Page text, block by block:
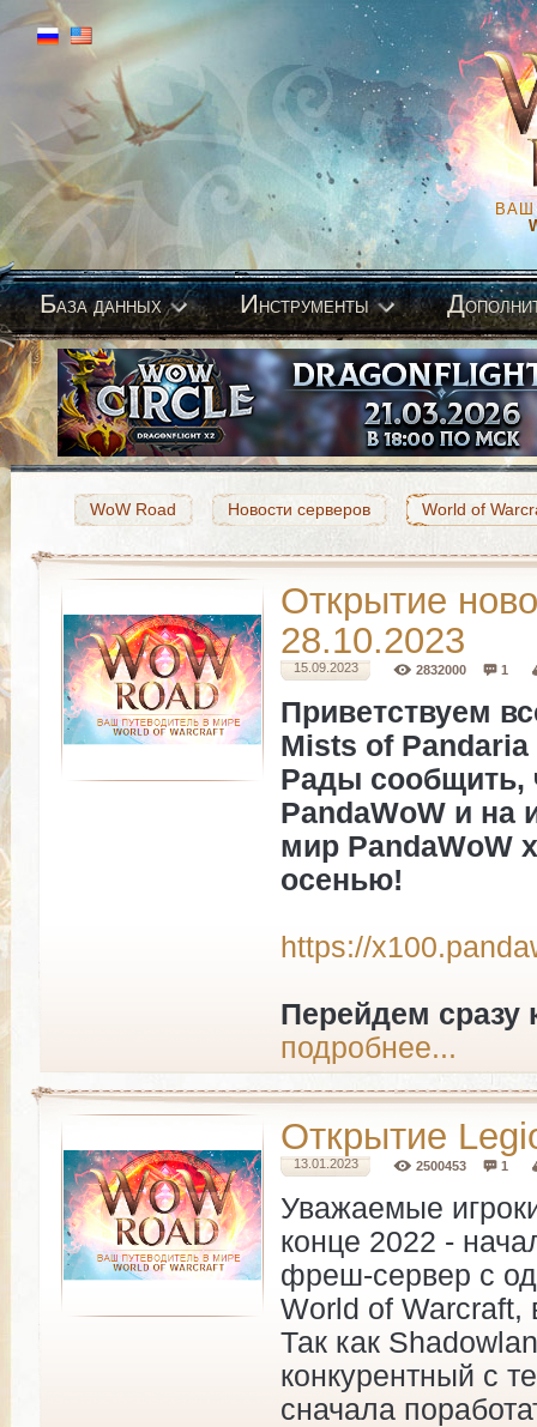
ВАШ
База данных Инструменты Д
WoW Road Новости серверов World of
Открытие
28.10.2023
15.09.2023 2832000 1
Приветствуем
Mists of Pandaria
Рады сообщить,
PandaWoW и на
мир PandaWoW
осенью!
https://
Перейдем сразу
подробнее...
Открытие
13.01.2023 2500453 1
Уважаемые
конце 2022 -
фреш-сервер с
World of
Так как
конкурентный с
сначала